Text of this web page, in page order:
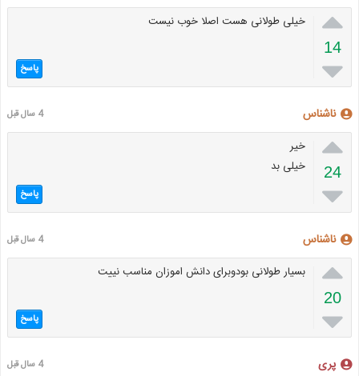

14

خیلی طولانی هست اصلا خوب نیست
پاسخ
ناشناس 4 سال قبل

24

خیر
خیلی بد
پاسخ
ناشناس 4 سال قبل

20

بسیار طولانی بودوبرای دانش اموزان مناسب نییت
پاسخ
پری 4 سال قبل